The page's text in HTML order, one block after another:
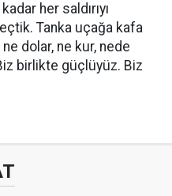
her saldırıyı
Tanka uçağa kafa
dolar, ne kur, nede
birlikte güçlüyüz. Biz